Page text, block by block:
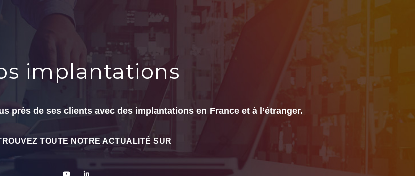
implantations
près de ses clients avec des implantations en France et à l’étranger.
TOUTE NOTRE ACTUALITÉ SUR